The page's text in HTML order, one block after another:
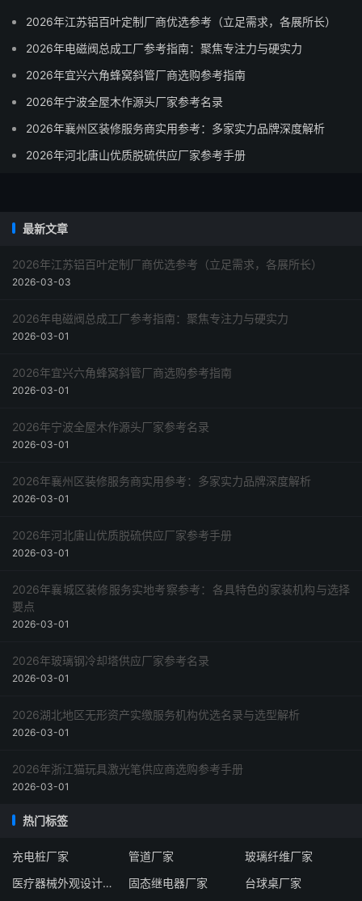
2026年江苏铝百叶定制厂商优选参考（立足需求，各展所长）
2026年电磁阀总成工厂参考指南：聚焦专注力与硬实力
2026年宜兴六角蜂窝斜管厂商选购参考指南
2026年宁波全屋木作源头厂家参考名录
2026年襄州区装修服务商实用参考：多家实力品牌深度解析
2026年河北唐山优质脱硫供应厂家参考手册
最新文章
2026年江苏铝百叶定制厂商优选参考（立足需求，各展所长）
2026-03-03
2026年电磁阀总成工厂参考指南：聚焦专注力与硬实力
2026-03-01
2026年宜兴六角蜂窝斜管厂商选购参考指南
2026-03-01
2026年宁波全屋木作源头厂家参考名录
2026-03-01
2026年襄州区装修服务商实用参考：多家实力品牌深度解析
2026-03-01
2026年河北唐山优质脱硫供应厂家参考手册
2026-03-01
2026年襄城区装修服务实地考察参考：各具特色的家装机构与选择
要点
2026-03-01
2026年玻璃钢冷却塔供应厂家参考名录
2026-03-01
2026湖北地区无形资产实缴服务机构优选名录与选型解析
2026-03-01
2026年浙江猫玩具激光笔供应商选购参考手册
2026-03-01
热门标签
充电桩厂家 管道厂家
玻璃纤维厂家
医疗器械外观设计服务商
固态继电器厂家 台球桌厂家